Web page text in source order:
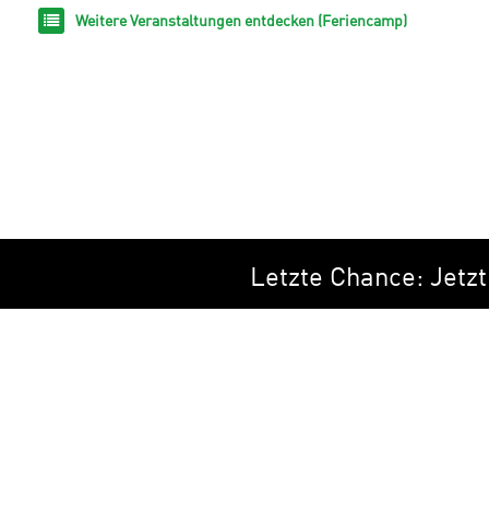
Weitere Veranstaltungen entdecken (Feriencamp)
Letzte Chance: Jetzt